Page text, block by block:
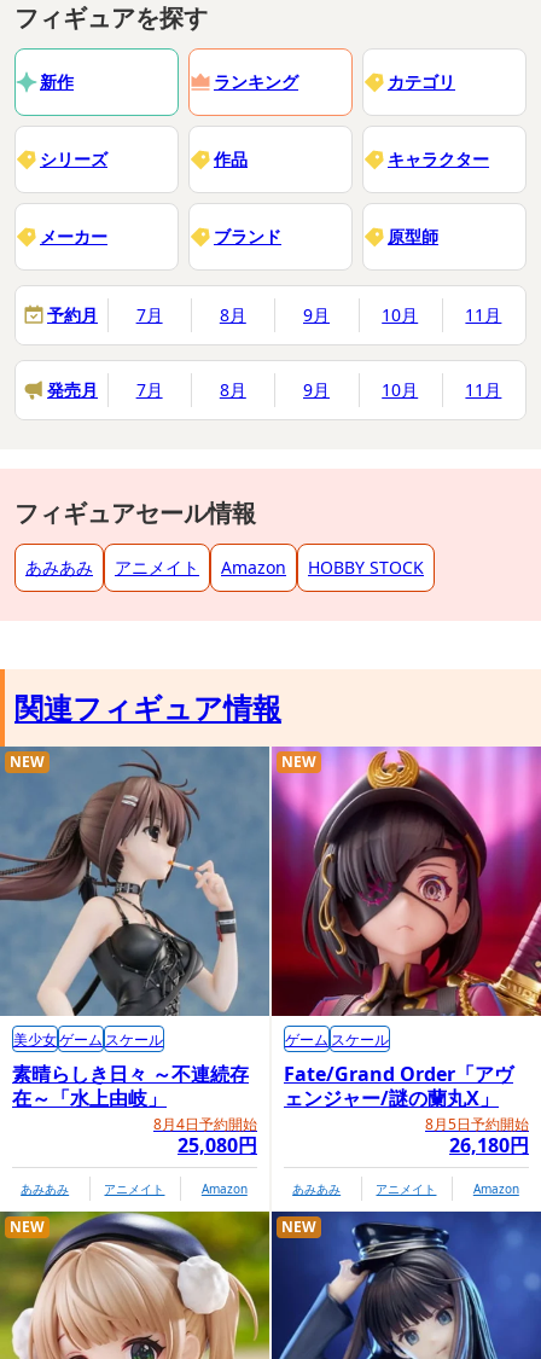
フィギュアを探す
新作 ランキング カテゴリ
シリーズ 作品 キャラクター
メーカー ブランド 原型師
予約月 7月 8月 9月 10月 11月
発売月 7月 8月 9月 10月 11月
フィギュアセール情報
あみあみ アニメイト Amazon HOBBY STOCK
関連フィギュア情報
素晴らしき日々 ～不連続存
在～「水上由岐」
8月4日予約開始
25,080円
NEW
美少女ゲーム スケール
あみあみ アニメイト Amazon
Fate/Grand Order「アヴ
ェンジャー/謎の蘭丸X」
8月5日予約開始
26,180円
NEW
ゲーム スケール
あみあみ アニメイト Amazon
NEW NEW